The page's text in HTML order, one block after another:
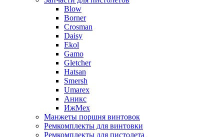
Blow
Borner
Crosman
Daisy
Ekol
Gamo
Gletcher
Hatsan
Smersh
Umarex
Аникс
ИжМех
Манжеты поршня винтовок
Ремкомплекты для винтовки
Ремкомплекты для пистолета